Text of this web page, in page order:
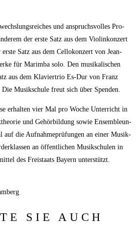
und anspruchs­vol­les Pro­
der ers­te Satz aus dem Vio­lin­kon­zert
Satz aus dem Cel­lo­kon­zert von Jean-
für Marim­ba solo. Den musi­ka­li­schen
aus dem Kla­vier­trio Es-Dur von Franz
Musik­schu­le freut sich über Spenden.
erhal­ten vier Mal pro Woche Unter­richt in
und Gehör­bil­dung sowie Ensem­b­le­un­
auf die Auf­nah­me­prü­fun­gen an einer Musik­
an öffent­li­chen Musik­schu­len in
des Frei­staats Bay­ern unterstützt.
SIE AUCH